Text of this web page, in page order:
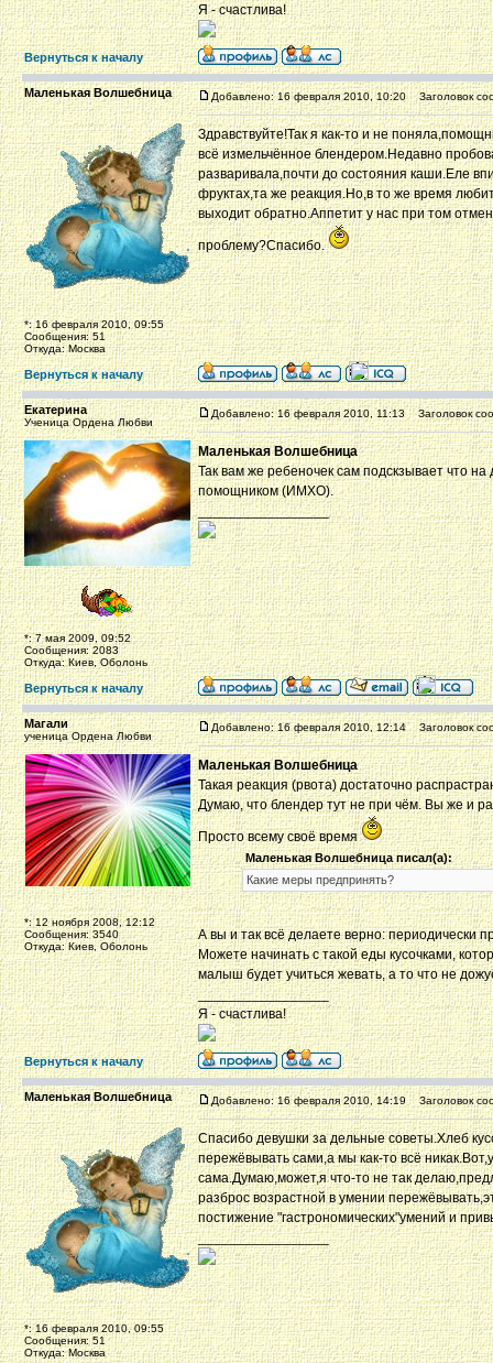
Я - счастлива!
Вернуться к началу
Маленькая Волшебница
*: 16 февраля 2010, 09:55
Сообщения: 51
Откуда: Москва
Добавлено: 16 февраля 2010, 10:20 Заголовок
Здравствуйте!Так я как-то и не
всё измельчённое блендером.Недавно
разваривала,почти до состояния каши.Еле
фруктах,та же реакция.Но,в то же время
выходит обратно.Аппетит у нас при том
проблему?Спасибо.
Вернуться к началу
Екатерина
Ученица Ордена Любви
*: 7 мая 2009, 09:52
Сообщения: 2083
Откуда: Киев, Оболонь
Добавлено: 16 февраля 2010, 11:13 Заголовок
Маленькая Волшебница
Так вам же ребеночек сам подскзывает что
помощником (ИМХО).
_________________
Вернуться к началу
Магали
ученица Ордена Любви
*: 12 ноября 2008, 12:12
Сообщения: 3540
Откуда: Киев, Оболонь
Добавлено: 16 февраля 2010, 12:14 Заголовок
Маленькая Волшебница
Такая реакция (рвота) достаточно
Думаю, что блендер тут не при чём. Вы же и
Просто всему своё время
Маленькая Волшебница писал(а):
Какие меры предпринять?
А вы и так всё делаете верно: периодически
Можете начинать с такой еды кусочками,
малыш будет учиться жевать, а то что не
_________________
Я - счастлива!
Вернуться к началу
Маленькая Волшебница
*: 16 февраля 2010, 09:55
Сообщения: 51
Откуда: Москва
Добавлено: 16 февраля 2010, 14:19 Заголовок
Спасибо девушки за дельные советы.Хлеб
пережёвывать сами,а мы как-то всё
сама.Думаю,может,я что-то не так
разброс возрастной в умении
постижение "гастрономических"умений и
_________________